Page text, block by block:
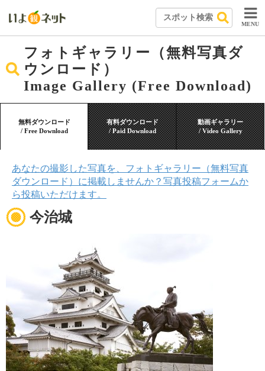
MENU
フォトギャラリー（無料写真ダ
ウンロード）
Image Gallery (Free Download)
無料ダウンロード
/ Free Download
有料ダウンロード
/ Paid Download
動画ギャラリー
/ Video Gallery
あなたの撮影した写真を、フォトギャラリー（無料写真
ダウンロード）に掲載しませんか？写真投稿フォームか
ら投稿いただけます。
今治城